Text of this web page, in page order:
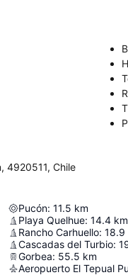
4920511, Chile
Pucón: 11.5 km
Playa Quelhue: 14.4 km
Rancho Carhuello: 18.9
Cascadas del Turbio:
Gorbea: 55.5 km
Aeropuerto El Tepual